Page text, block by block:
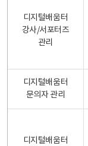
디지털배움터
강사/서포터즈
관리
디지털배움터
문의자 관리
디지털배움터